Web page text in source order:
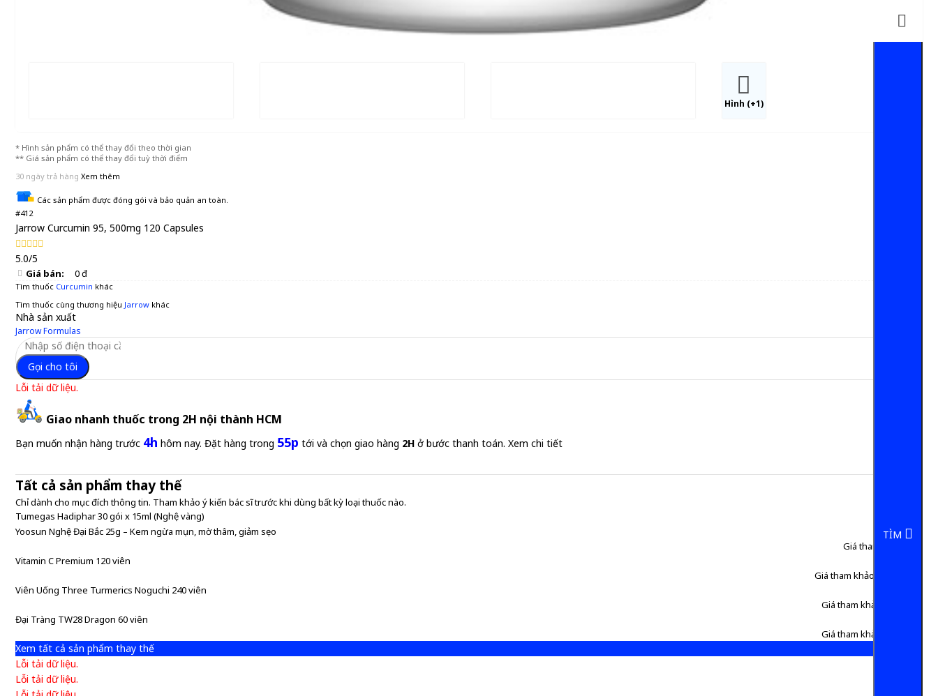
Hình (+1)
* Hình sản phẩm có thể thay đổi theo thời gian
** Giá sản phẩm có thể thay đổi tuỳ thời điểm
30 ngày trả hàng Xem thêm
Các sản phẩm được đóng gói và bảo quản an toàn.
#412
Jarrow Curcumin 95, 500mg 120 Capsules
5.0/5
Giá bán: 0 đ
Tìm thuốc Curcumin khác
Tìm thuốc cùng thương hiệu Jarrow khác
Nhà sản xuất
Jarrow Formulas
Gọi cho tôi
Lỗi tải dữ liệu.
Giao nhanh thuốc trong 2H nội thành HCM
Bạn muốn nhận hàng trước 4h hôm nay. Đặt hàng trong 55p tới và chọn giao hàng 2H ở bước thanh toán. Xem chi tiết
Tất cả sản phẩm thay thế
Chỉ dành cho mục đích thông tin. Tham khảo ý kiến bác sĩ trước khi dùng bất kỳ loại thuốc nào.
Tumegas Hadiphar 30 gói x 15ml (Nghệ vàng)
Yoosun Nghệ Đại Bắc 25g – Kem ngừa mụn, mờ thâm, giảm sẹo
Giá tham khảo:
Vitamin C Premium 120 viên
Giá tham khảo:
Viên Uống Three Turmerics Noguchi 240 viên
Giá tham khảo:
Đại Tràng TW28 Dragon 60 viên
Giá tham khảo:
Xem tất cả sản phẩm thay thế
Lỗi tải dữ liệu.
Lỗi tải dữ liệu.
TÌM